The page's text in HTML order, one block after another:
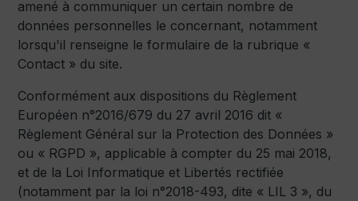
amené à communiquer un certain nombre de
données personnelles le concernant, notamment
lorsqu'il renseigne le formulaire de la rubrique «
Contact » du site.
Conformément aux dispositions du Règlement
Européen n°2016/679 du 27 avril 2016 dit «
Règlement Général sur la Protection des Données »
ou « RGPD », applicable à compter du 25 mai 2018,
et de la Loi Informatique et Libertés rectifiée
(notamment par la loi n°2018-493, dite « LIL 3 », du